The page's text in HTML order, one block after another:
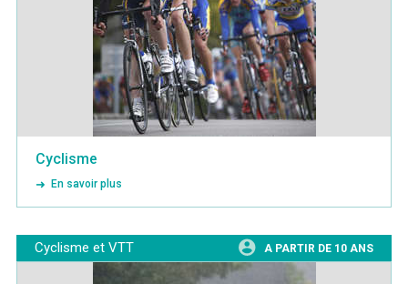
Cyclisme
En savoir plus
Cyclisme et VTT A PARTIR DE 10 ANS